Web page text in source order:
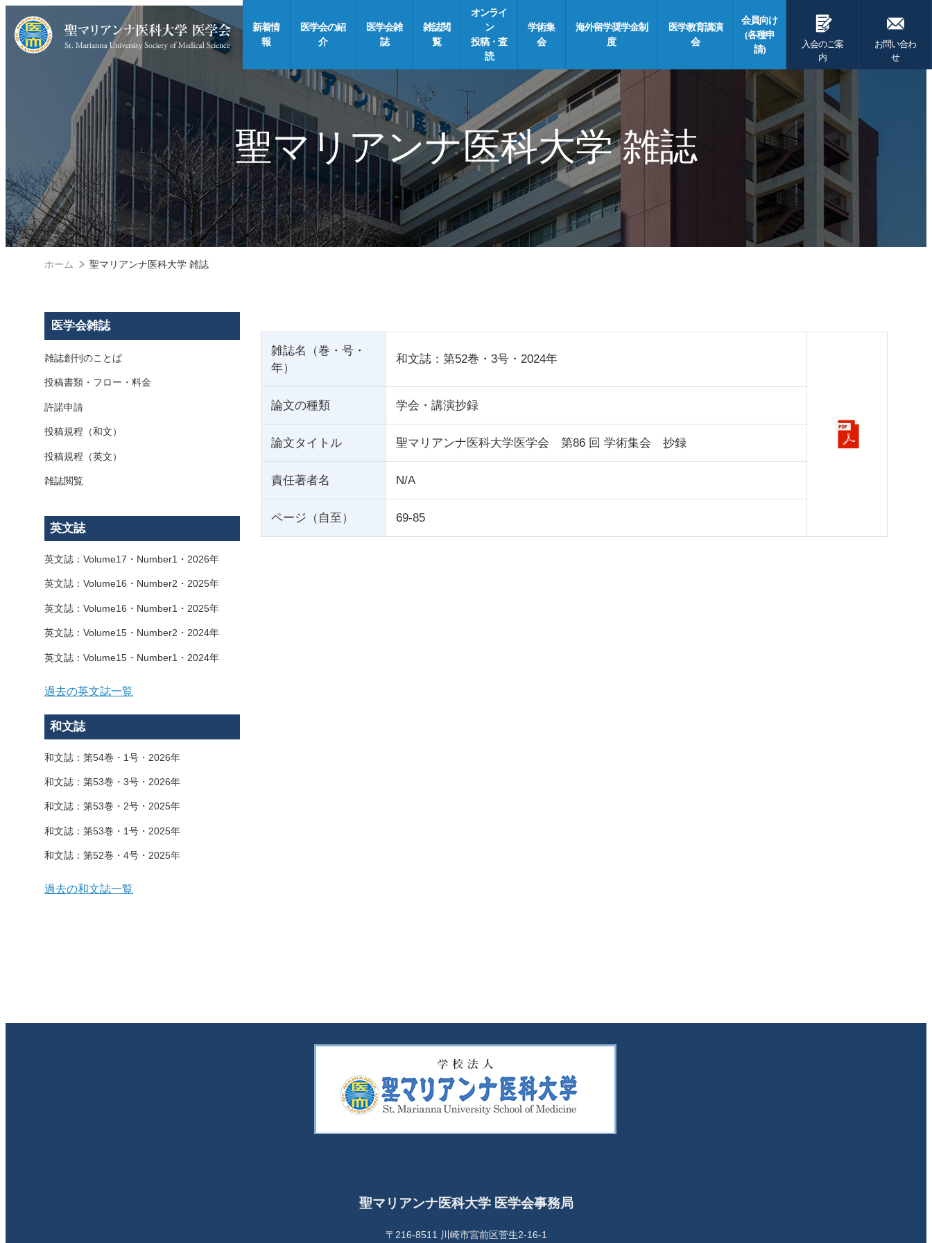
新着情
報
医学会の紹
介
医学会雑
誌
雑誌閲
覧
オンライ
ン
投稿・査
読
学術集
会
海外留学奨学金制
度
医学教育講演
会
会員向け
(各種申
請)
G
入会のご案
内
F
お問い合わ
せ
聖マリアンナ医科大学 雑誌
ホーム 聖マリアンナ医科大学 雑誌
雑誌名（巻・号・
年）
和文誌：第52巻・3号・2024年
論文の種類 学会・講演抄録
論文タイトル 聖マリアンナ医科大学医学会 第86 回 学術集会 抄録
責任著者名 N/A
ページ（自至） 69-85
医学会雑誌
雑誌創刊のことば
投稿書類・フロー・料金
許諾申請
投稿規程（和文）
投稿規程（英文）
雑誌閲覧
英文誌
英文誌：Volume17・Number1・2026年
英文誌：Volume16・Number2・2025年
英文誌：Volume16・Number1・2025年
英文誌：Volume15・Number2・2024年
英文誌：Volume15・Number1・2024年
過去の英文誌一覧
和文誌
和文誌：第54巻・1号・2026年
和文誌：第53巻・3号・2026年
和文誌：第53巻・2号・2025年
和文誌：第53巻・1号・2025年
和文誌：第52巻・4号・2025年
過去の和文誌一覧
聖マリアンナ医科大学 医学会事務局
〒216-8511 川崎市宮前区菅生2-16-1